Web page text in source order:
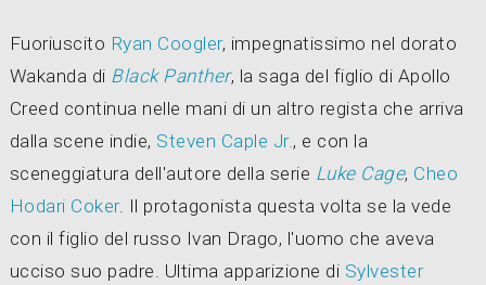
Fuoriuscito Ryan Coogler, impegnatissimo nel dorato
Wakanda di Black Panther, la saga del figlio di Apollo
Creed continua nelle mani di un altro regista che arriva
dalla scene indie, Steven Caple Jr., e con la
sceneggiatura dell'autore della serie Luke Cage, Cheo
Hodari Coker. Il protagonista questa volta se la vede
con il figlio del russo Ivan Drago, l'uomo che aveva
ucciso suo padre. Ultima apparizione di Sylvester